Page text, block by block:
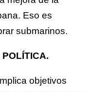
Eso es
submarinos.
objetivos